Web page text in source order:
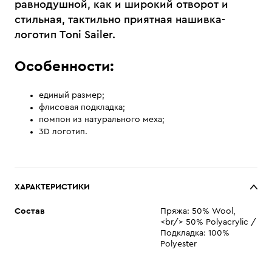
равнодушной, как и широкий отворот и
стильная, тактильно приятная нашивка-
логотип Toni Sailer.
Особенности:
единый размер;
флисовая подкладка;
помпон из натурального меха;
3D логотип.
ХАРАКТЕРИСТИКИ
Состав
Пряжа: 50% Wool,
<br/> 50% Polyacrylic /
Подкладка: 100%
Polyester